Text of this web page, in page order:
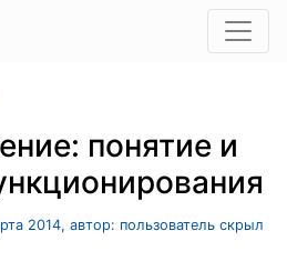
понятие и
2014, автор: пользователь скрыл